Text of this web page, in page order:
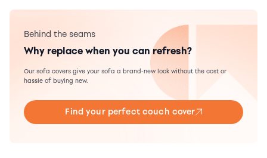
Behind the seams
Why replace when you can refresh?
Our sofa covers give your sofa a brand-new look without the cost or
hassle of buying new.
Find your perfect couch cover